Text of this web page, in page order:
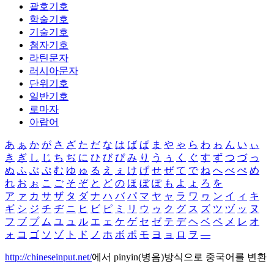
괄호기호
학술기호
기술기호
첨자기호
라틴문자
러시아문자
단위기호
일반기호
로마자
아랍어
あ ぁ か が さ ざ た だ な は ば ぱ ま や ゃ ら わ ゎ ん い ぃ
き ぎ し じ ち ぢ に ひ び ぴ み り う ぅ く ぐ す ず つ づ っ
ぬ ふ ぶ ぷ む ゆ ゅ る え ぇ け げ せ ぜ て で ね へ べ ぺ め
れ お ぉ こ ご そ ぞ と ど の ほ ぼ ぽ も よ ょ ろ を
ア ァ カ サ ザ タ ダ ナ ハ バ パ マ ヤ ャ ラ ワ ヮ ン イ ィ キ
ギ シ ジ チ ヂ ニ ヒ ビ ピ ミ リ ウ ゥ ク グ ス ズ ツ ヅ ッ ヌ
フ ブ プ ム ユ ュ ル エ ェ ケ ゲ セ ゼ テ デ ヘ ベ ペ メ レ オ
ォ コ ゴ ソ ゾ ト ド ノ ホ ボ ポ モ ヨ ョ ロ ヲ ―
http://chineseinput.net/에서 pinyin(병음)방식으로 중국어를 변환